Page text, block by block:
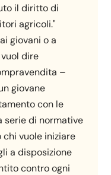
il diritto di
agricoli."
giovani o a
dire
–
giovane
con le
serie di normative
vuole iniziare
a disposizione
contro ogni